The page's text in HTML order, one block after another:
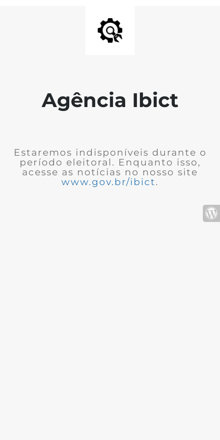
Agência Ibict
Estaremos indisponíveis durante o
período eleitoral. Enquanto isso,
acesse as notícias no nosso site
www.gov.br/ibict.